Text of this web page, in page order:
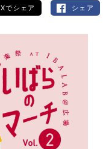
Xでシェア シェア